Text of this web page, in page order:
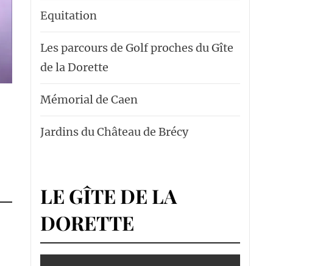
Equitation
Les parcours de Golf proches du Gîte
de la Dorette
Mémorial de Caen
Jardins du Château de Brécy
LE GÎTE DE LA
DORETTE